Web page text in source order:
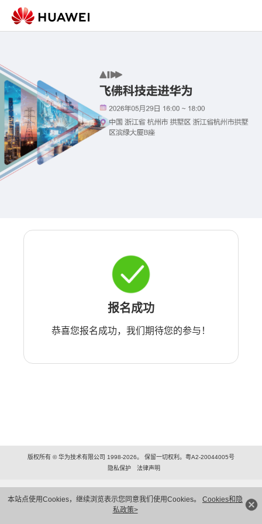
本站点使用Cookies，继续浏览表示您同意我们使用Cookies。 Cookies和隐
私政策>
报名成功
恭喜您报名成功，我们期待您的参与！
版权所有 © 华为技术有限公司 1998-2026。 保留一切权利。粤A2-20044005号
隐私保护
法律声明